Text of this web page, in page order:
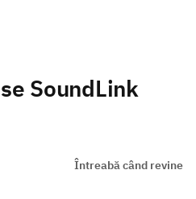
SoundLink
Întreabă când revine